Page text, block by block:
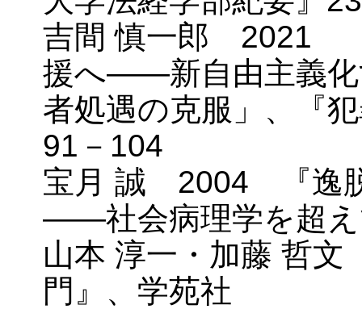
吉間 慎一郎 2021
援へ――新自由主義化
者処遇の克服」、『
91－104
宝月 誠 2004 『逸
――社会病理学を超え
山本 淳一・加藤 哲
門』、学苑社